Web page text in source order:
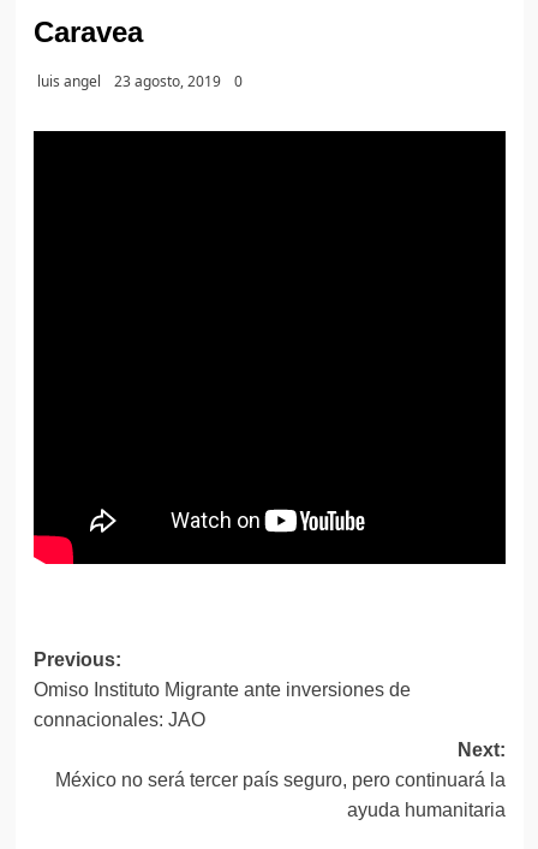
Caravea
luis angel 23 agosto, 2019 0
Post
navigation
Previous:
Omiso Instituto Migrante ante inversiones de
connacionales: JAO
Next:
México no será tercer país seguro, pero continuará la
ayuda humanitaria